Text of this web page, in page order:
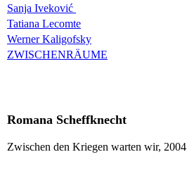
Sanja Iveković
Tatiana Lecomte
Werner Kaligofsky
ZWISCHENRÄUME
Romana Scheffknecht
Zwischen den Kriegen warten wir, 2004